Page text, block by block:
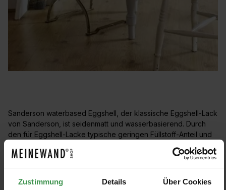
Zustimmung Details Über Cookies
Sanderson waterbased Eggshell, der klassische Eggshell-Lack
von Sanderson, ist seidenmatt und wasserbasierend. Durch
den für Eggshell-Lacke typische geringen Füllstoff-Anteil und
Farbtiefe erreicht.
Sanderson kombinierbar.